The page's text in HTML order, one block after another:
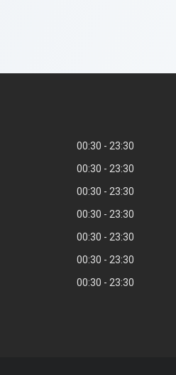
00:30
23:30
00:30
23:30
00:30
23:30
00:30
23:30
00:30
23:30
00:30
23:30
00:30 23:30